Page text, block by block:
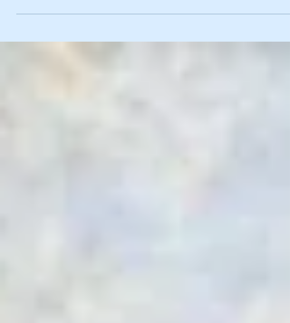
Figli d'oggi.